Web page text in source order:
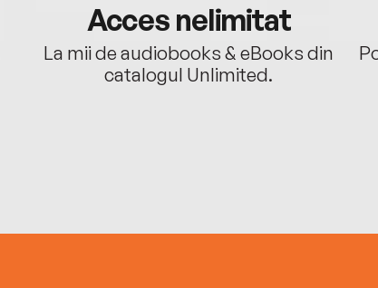
Acces nelimitat
La mii de audiobooks & eBooks din
catalogul Unlimited.